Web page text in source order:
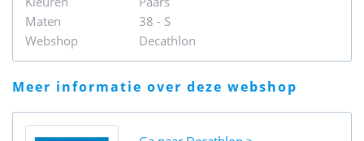
Maten
38 - S
Webshop
Decathlon
meer informatie over deze webshop